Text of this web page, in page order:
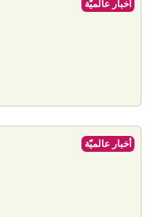
أخبار عالميّة
أخبار عالميّة